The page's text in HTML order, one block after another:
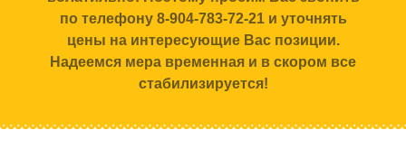
по телефону 8-904-783-72-21 и уточнять
цены на интересующие Вас позиции.
Надеемся мера временная и в скором все
стабилизируется!